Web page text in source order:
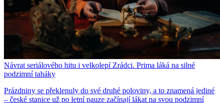
Návrat seriálového hitu i velkolepí Zrádci. Prima láká na silné
podzimní taháky
Prázdniny se překlenuly do své druhé poloviny, a to znamená jediné
– české stanice už po letní pauze začínají lákat na svou podzimní